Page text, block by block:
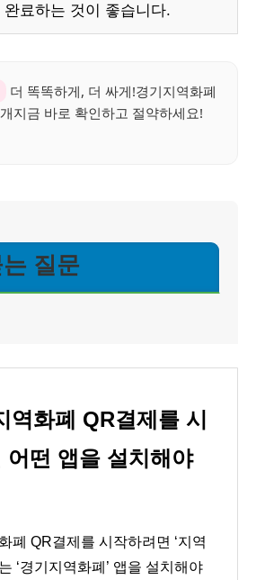
료하는 것이 좋습니다.
더 똑똑하게, 더 싸게!경기지역화폐
지금 바로 확인하고 절약하세요!
질문
역화폐 QR결제를 시
어떤 앱을 설치해야
폐 QR결제를 시작하려면 ‘지역
‘경기지역화폐’ 앱을 설치해야